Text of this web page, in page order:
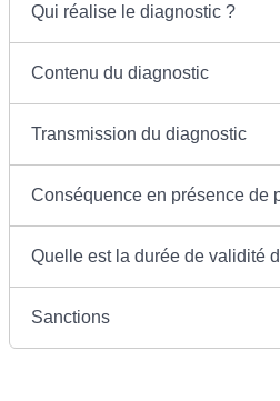
Qui réalise le diagnostic ?
Contenu du diagnostic
Transmission du diagnostic
Conséquence en présence de
Quelle est la durée de validité
Sanctions